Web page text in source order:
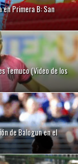
Primera B: San
Temuco (Video de los
de Balogun en el